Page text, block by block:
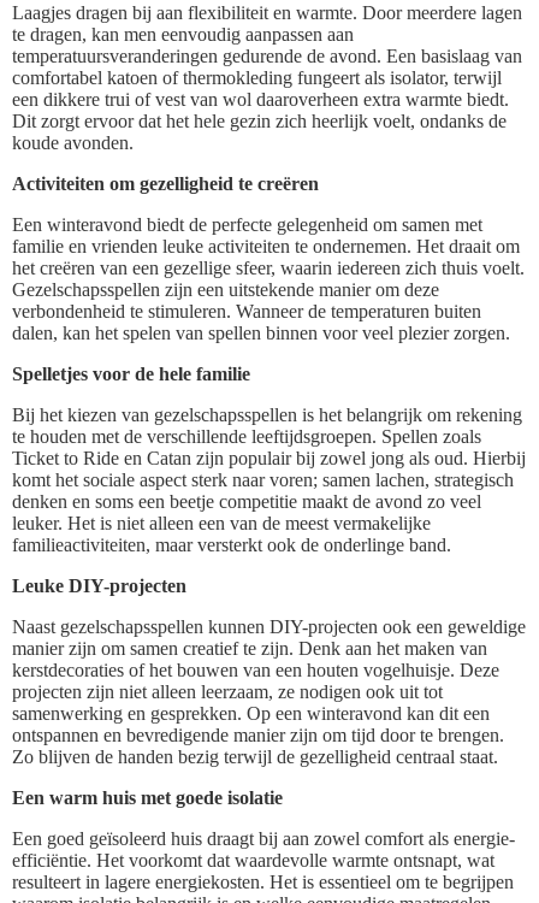
Laagjes dragen bij aan flexibiliteit en warmte. Door meerdere lagen
te dragen, kan men eenvoudig aanpassen aan
temperatuursveranderingen gedurende de avond. Een basislaag van
comfortabel katoen of thermokleding fungeert als isolator, terwijl
een dikkere trui of vest van wol daaroverheen extra warmte biedt.
Dit zorgt ervoor dat het hele gezin zich heerlijk voelt, ondanks de
koude avonden.
Activiteiten om gezelligheid te creëren
Een winteravond biedt de perfecte gelegenheid om samen met
familie en vrienden leuke activiteiten te ondernemen. Het draait om
het creëren van een gezellige sfeer, waarin iedereen zich thuis voelt.
Gezelschapsspellen zijn een uitstekende manier om deze
verbondenheid te stimuleren. Wanneer de temperaturen buiten
dalen, kan het spelen van spellen binnen voor veel plezier zorgen.
Spelletjes voor de hele familie
Bij het kiezen van gezelschapsspellen is het belangrijk om rekening
te houden met de verschillende leeftijdsgroepen. Spellen zoals
Ticket to Ride en Catan zijn populair bij zowel jong als oud. Hierbij
komt het sociale aspect sterk naar voren; samen lachen, strategisch
denken en soms een beetje competitie maakt de avond zo veel
leuker. Het is niet alleen een van de meest vermakelijke
familieactiviteiten, maar versterkt ook de onderlinge band.
Leuke DIY-projecten
Naast gezelschapsspellen kunnen DIY-projecten ook een geweldige
manier zijn om samen creatief te zijn. Denk aan het maken van
kerstdecoraties of het bouwen van een houten vogelhuisje. Deze
projecten zijn niet alleen leerzaam, ze nodigen ook uit tot
samenwerking en gesprekken. Op een winteravond kan dit een
ontspannen en bevredigende manier zijn om tijd door te brengen.
Zo blijven de handen bezig terwijl de gezelligheid centraal staat.
Een warm huis met goede isolatie
Een goed geïsoleerd huis draagt bij aan zowel comfort als energie-
efficiëntie. Het voorkomt dat waardevolle warmte ontsnapt, wat
resulteert in lagere energiekosten. Het is essentieel om te begrijpen